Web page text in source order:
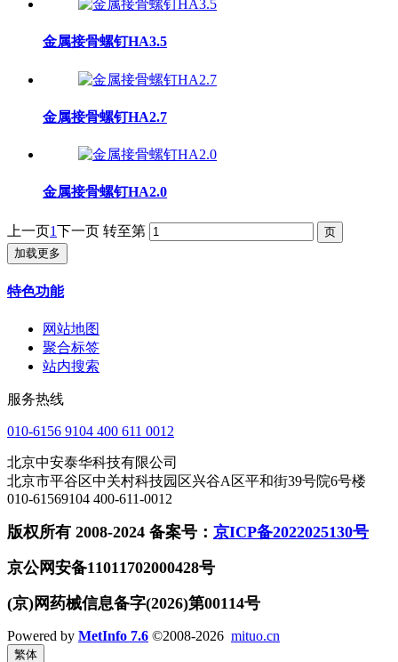
金属接骨螺钉HA3.5
金属接骨螺钉HA2.7
金属接骨螺钉HA2.0
上一页1下一页 转至第
加载更多
特色功能
网站地图
聚合标签
站内搜索
服务热线
010-6156 9104 400 611 0012
北京中安泰华科技有限公司
北京市平谷区中关村科技园区兴谷A区平和街39号院6号楼
010-61569104 400-611-0012
版权所有 2008-2024 备案号： 京ICP备2022025130号
京公网安备11011702000428号
(京)网药械信息备字(2026)第00114号
Powered by MetInfo 7.6 ©2008-2026 mituo.cn
繁体